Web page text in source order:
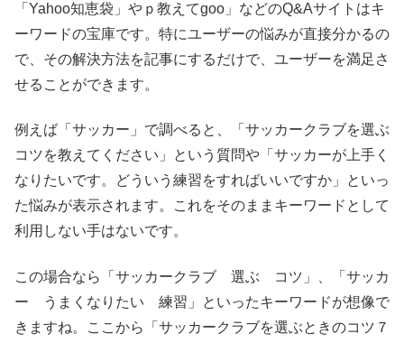
「Yahoo知恵袋」やｐ教えてgoo」などのQ&Aサイトはキ
ーワードの宝庫です。特にユーザーの悩みが直接分かるの
で、その解決方法を記事にするだけで、ユーザーを満足さ
せることができます。
例えば「サッカー」で調べると、「サッカークラブを選ぶ
コツを教えてください」という質問や「サッカーが上手く
なりたいです。どういう練習をすればいいですか」といっ
た悩みが表示されます。これをそのままキーワードとして
利用しない手はないです。
この場合なら「サッカークラブ 選ぶ コツ」、「サッカ
ー うまくなりたい 練習」といったキーワードが想像で
きますね。ここから「サッカークラブを選ぶときのコツ７